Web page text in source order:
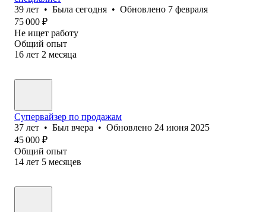
39 лет • Была сегодня • Обновлено 7 февраля
75 000 ₽
Не ищет работу
Общий опыт
16 лет 2 месяца
Супервайзер по продажам
37 лет • Был вчера • Обновлено 24 июня 2025
45 000 ₽
Общий опыт
14 лет 5 месяцев